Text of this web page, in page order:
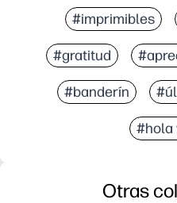
#imprimibles
#gratitud
#banderín
#hola
Otras